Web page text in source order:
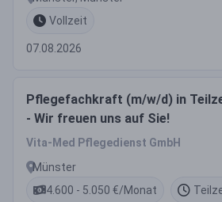
Vollzeit
07.08.2026
Pflegefachkraft (m/w/d) in
- Wir freuen uns auf Sie!
Vita-Med Pflegedienst GmbH
Münster
4.600 - 5.050 €/Monat